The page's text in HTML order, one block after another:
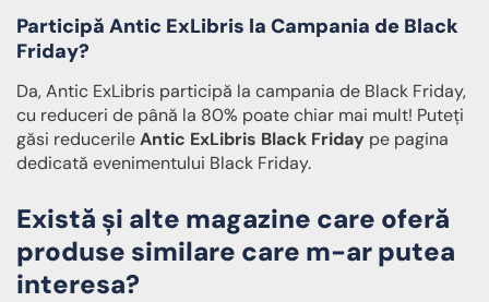
Participă Antic ExLibris la Campania de Black
Friday?
Da, Antic ExLibris participă la campania de Black Friday,
cu reduceri de până la 80% poate chiar mai mult! Puteți
găsi reducerileAntic ExLibris Black Friday pe pagina
dedicată evenimentului Black Friday.
Există și alte magazine care oferă
produse similare care m-ar putea
interesa?